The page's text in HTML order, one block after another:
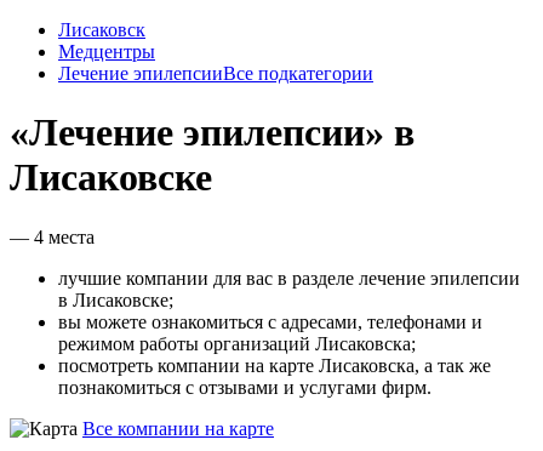
Лисаковск
Медцентры
Лечение эпилепсииВсе подкатегории
«Лечение эпилепсии» в
Лисаковске
— 4 места
лучшие компании для вас в разделе лечение эпилепсии
в Лисаковске;
вы можете ознакомиться с адресами, телефонами и
режимом работы организаций Лисаковска;
посмотреть компании на карте Лисаковска, а так же
познакомиться с отзывами и услугами фирм.
Все компании на карте